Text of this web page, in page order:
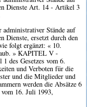
Dienste Art. 14 - Artikel 3
Stände auf
Dienste, ersetzt durch den
folgt ergänzt: « 10.
» KAPITEL V -
des Gesetzes vom 6.
und Verboten für die
und die Mitglieder und
werden die Absätze 6
16. Juli 1993,